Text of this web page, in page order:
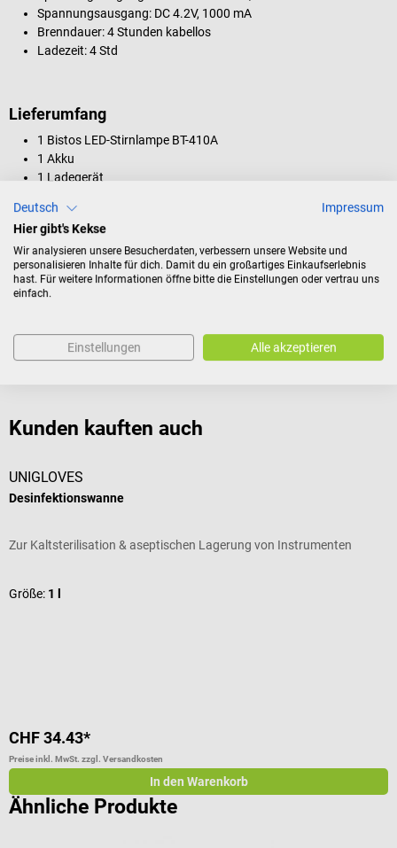
Spannungsausgang: DC 4.2V, 1000 mA
Brenndauer: 4 Stunden kabellos
Ladezeit: 4 Std
Lieferumfang
1 Bistos LED-Stirnlampe BT-410A
1 Akku
1 Ladegerät
Produktidentifikation
Dokumente
Bewertungen
Kunden kauften auch
UNIGLOVES
Desinfektionswanne
Zur Kaltsterilisation & aseptischen Lagerung von Instrumenten
Größe: 1 l
CHF 34.43*
Preise inkl. MwSt. zzgl. Versandkosten
In den Warenkorb
Ähnliche Produkte
Deutsch
Impressum
Hier gibt's Kekse
Wir analysieren unsere Besucherdaten, verbessern unsere Website und
personalisieren Inhalte für dich. Damit du ein großartiges Einkaufserlebnis
hast. Für weitere Informationen öffne bitte die Einstellungen oder vertrau uns
einfach.
Einstellungen Alle akzeptieren